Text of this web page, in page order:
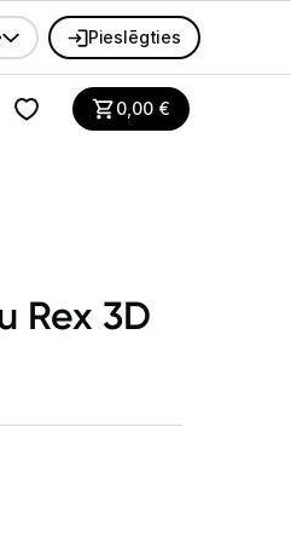
Pieslēgties
0,00€
Rex 3D